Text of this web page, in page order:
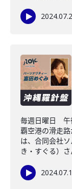
毎週日曜日 午
覇空港の滑走
は、合同会社
き・すぐる）